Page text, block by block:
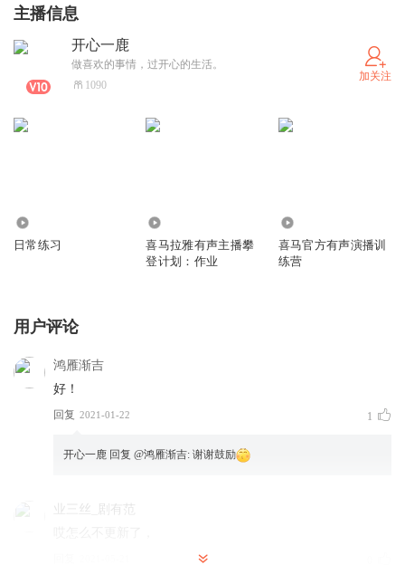
主播信息
开心一鹿
做喜欢的事情，过开心的生活。
1090
加关注
日常练习
喜马拉雅有声主播攀
登计划：作业
喜马官方有声演播训
练营
用户评论
鸿雁渐吉
好！
回复 2021-01-22 1
开心一鹿 回复 @鸿雁渐吉: 谢谢鼓励
业三丝_剧有范